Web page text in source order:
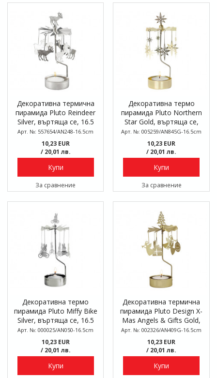
Декоративна термична
пирамида Pluto Reindeer
Silver, въртяща се, 16.5
см
Арт. №: 557654/AN248-16.5cm
10,23 EUR
/ 20,01 лв.
Купи
За сравнение
Декоративна термо
пирамида Pluto Northern
Star Gold, въртяща се,
16.5 см
Арт. №: 005259/AN845G-16.5cm
10,23 EUR
/ 20,01 лв.
Купи
За сравнение
Декоративна термо
пирамида Pluto Miffy Bike
Silver, въртяща се, 16.5
см
Арт. №: 000025/AN050-16.5cm
10,23 EUR
/ 20,01 лв.
Купи
Декоративна термична
пирамида Pluto Design X-
Mas Angels & Gifts Gold,
въртяща се, 16.5см
Арт. №: 002326/AN409G-16.5cm
10,23 EUR
/ 20,01 лв.
Купи